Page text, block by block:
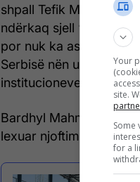
shpall Tefik Mustafën si
ndërkaq sjell
por nuk ka asgjë
Serbisë nën
institucioneve
Bardhyl Mahmuti ka
lexuar njoftimin e
Your
site.
Some
for a